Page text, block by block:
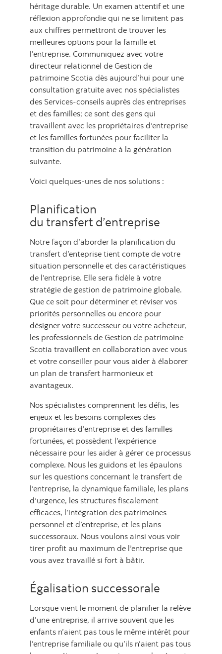
héritage durable. Un examen attentif et une
réflexion approfondie qui ne se limitent pas
aux chiffres permettront de trouver les
meilleures options pour la famille et
l’entreprise. Communiquez avec votre
directeur relationnel de Gestion de
patrimoine Scotia dès aujourd’hui pour une
consultation gratuite avec nos spécialistes
des Services-conseils auprès des entreprises
et des familles; ce sont des gens qui
travaillent avec les propriétaires d’entreprise
et les familles fortunées pour faciliter la
transition du patrimoine à la génération
suivante.
Voici quelques-unes de nos solutions :
Planification
du transfert d’entreprise
Notre façon d’aborder la planification du
transfert d’enteprise tient compte de votre
situation personnelle et des caractéristiques
de l’entreprise. Elle sera fidèle à votre
stratégie de gestion de patrimoine globale.
Que ce soit pour déterminer et réviser vos
priorités personnelles ou encore pour
désigner votre successeur ou votre acheteur,
les professionnels de Gestion de patrimoine
Scotia travaillent en collaboration avec vous
et votre conseiller pour vous aider à élaborer
un plan de transfert harmonieux et
avantageux.
Nos spécialistes comprennent les défis, les
enjeux et les besoins complexes des
propriétaires d’entreprise et des familles
fortunées, et possèdent l’expérience
nécessaire pour les aider à gérer ce processus
complexe. Nous les guidons et les épaulons
sur les questions concernant le transfert de
l’entreprise, la dynamique familiale, les plans
d’urgence, les structures fiscalement
efficaces, l’intégration des patrimoines
personnel et d’entreprise, et les plans
successoraux. Nous voulons ainsi vous voir
tirer profit au maximum de l’entreprise que
vous avez travaillé si fort à bâtir.
Égalisation successorale
Lorsque vient le moment de planifier la relève
d’une entreprise, il arrive souvent que les
enfants n’aient pas tous le même intérêt pour
l’entreprise familiale ou qu’ils n’aient pas tous